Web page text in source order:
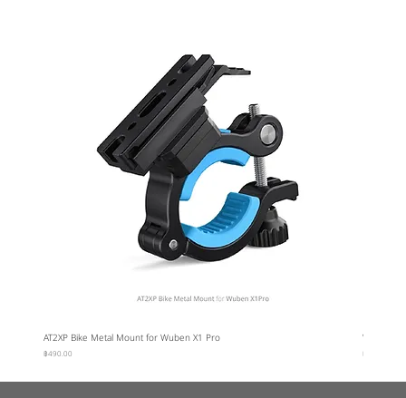
AT2XP Bike Metal Mount for Wuben X1 Pro
ราคา
฿490.00
Wuben
ราคา
฿95.00